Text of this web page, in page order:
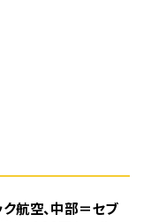
ク航空、中部＝セブ